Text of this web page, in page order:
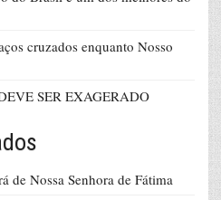
cruzados enquanto Nosso
SER EXAGERADO
de Nossa Senhora de Fátima